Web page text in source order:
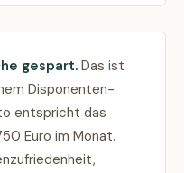
gespart. Das ist
Disponenten-
entspricht das
Euro im Monat.